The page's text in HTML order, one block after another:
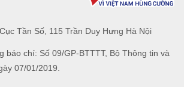
Tần Số, 115 Trần Duy Hưng Hà Nội
báo chí: Số 09/GP-BTTTT, Bộ Thông tin và
07/01/2019.